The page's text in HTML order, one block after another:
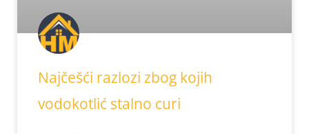
Najčešći razlozi zbog kojih
vodokotlić stalno curi